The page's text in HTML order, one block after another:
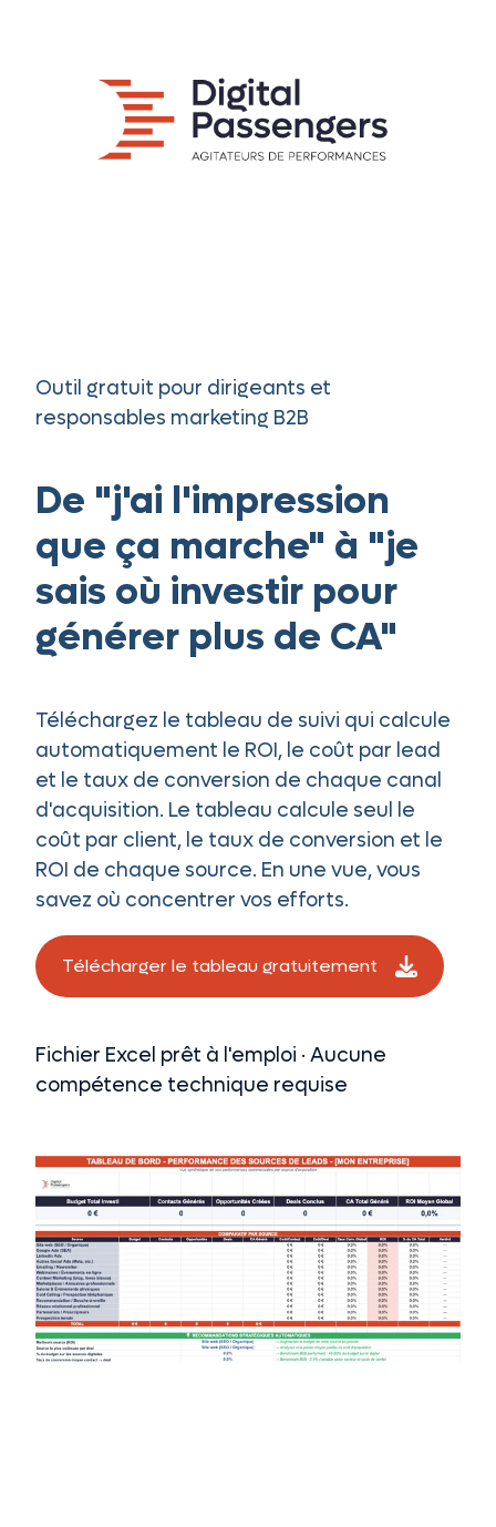
Outil gratuit pour dirigeants et
responsables marketing B2B
De "j'ai l'impression
que ça marche" à "je
sais où investir pour
générer plus de CA"
Téléchargez le tableau de suivi qui calcule
automatiquement le ROI, le coût par lead
et le taux de conversion de chaque canal
d'acquisition. Le tableau calcule seul le
coût par client, le taux de conversion et le
ROI de chaque source. En une vue, vous
savez où concentrer vos efforts.
Télécharger le tableau gratuitement
Fichier Excel prêt à l'emploi · Aucune
compétence technique requise